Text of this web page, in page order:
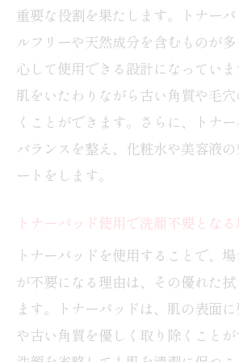
重要な役割を果たします。トナー
ルフリーや天然成分を含むものが
心して使用できる設計になっていま
肌をいたわりながら古い角質や毛
くことができます。さらに、トナ
バランスを整え、化粧水や美容液
ートをします。
トナーパッド使用で洗顔不要となる
トナーパッドを使用することで、
が不要になる理由は、その優れた
ます。トナーパッドは、肌の表面
や古い角質を優しく取り除くこと